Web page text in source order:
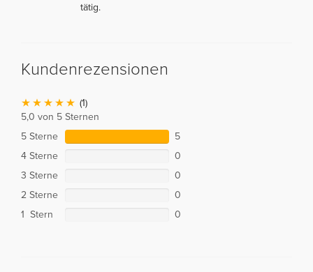
tätig.
Kundenrezensionen
(1)
5,0 von 5 Sternen
5 Sterne
5
4 Sterne
0
3 Sterne
0
2 Sterne
0
1 Stern
0